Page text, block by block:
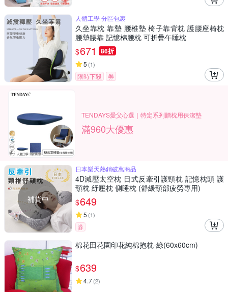
人體工學 分區包裹
久坐靠枕 靠墊 腰椎墊 椅子靠背枕 護腰座椅枕
腰墊腰靠 記憶棉腰枕 可折疊午睡枕
$671 86折
5 (1)
限時下殺 券
TENDAYS愛父心選｜特定系列贈枕用保潔墊
滿960大優惠
補貨中
日本樂天熱銷破萬商品
4D減壓太空枕 日式反牽引護頸枕 記憶枕頭 護
頸枕 紓壓枕 側睡枕 (舒緩頸部疲勞專用)
$649
5 (1)
券
棉花田花園印花純棉抱枕-綠(60x60cm)
$639
4.7(2)